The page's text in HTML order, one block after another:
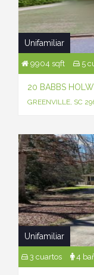
Unifamiliar
9904 sqft 5
20 BABBS HOLW
GREENVILLE, SC
Unifamiliar
3 cuartos 4